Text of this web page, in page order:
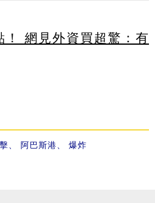
！ 網見外資買超驚：有
阿巴斯港 爆炸